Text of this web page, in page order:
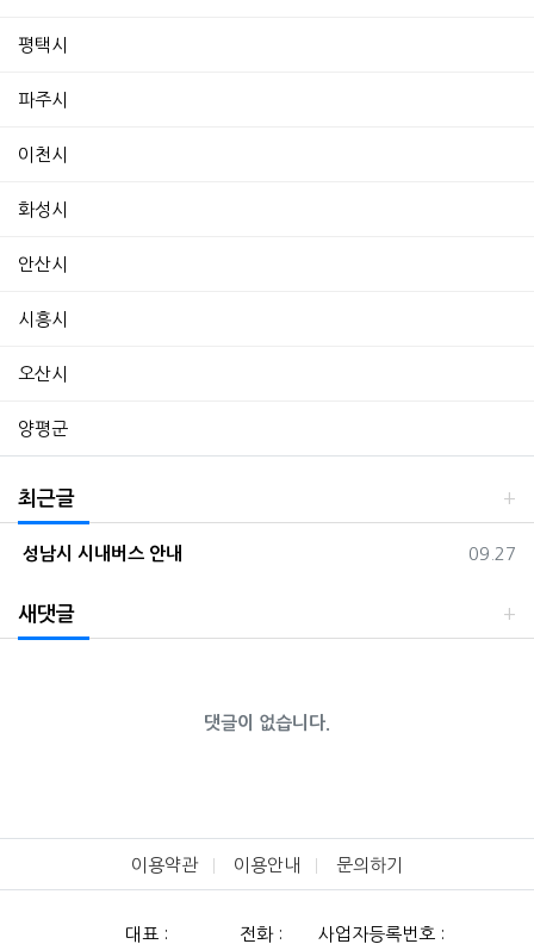
평택시
파주시
이천시
화성시
안산시
시흥시
오산시
양평군
최근글
등록일
09.27
성남시 시내버스 안내
새댓글
댓글이 없습니다.
이용약관 이용안내 문의하기
대표 : 전화 : 사업자등록번호 :